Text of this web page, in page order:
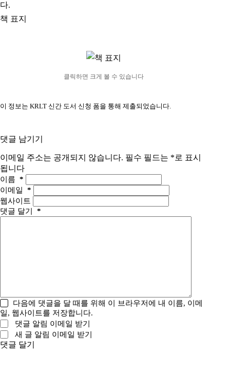
다.
책 표지
클릭하면 크게 볼 수 있습니다
이 정보는 KRLT 신간 도서 신청 폼을 통해 제출되었습니다.
댓글 남기기
이메일 주소는 공개되지 않습니다. 필수 필드는 *로 표시
됩니다
이름 *
이메일
*
웹사이트
댓글 달기
*
다음에 댓글을 달 때를 위해 이 브라우저에 내 이름, 이메
일, 웹사이트를 저장합니다.
댓글 알림 이메일 받기
새 글 알림 이메일 받기
댓글 달기